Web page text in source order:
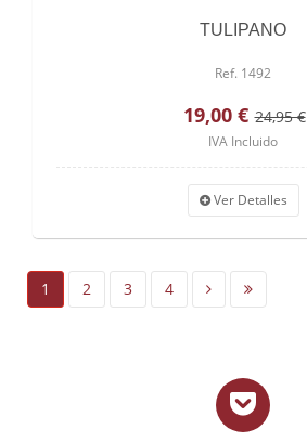
TULIPANO
Ref. 1492
19,00 € 24,95 €
IVA Incluido
Ver Detalles
1 2 3 4